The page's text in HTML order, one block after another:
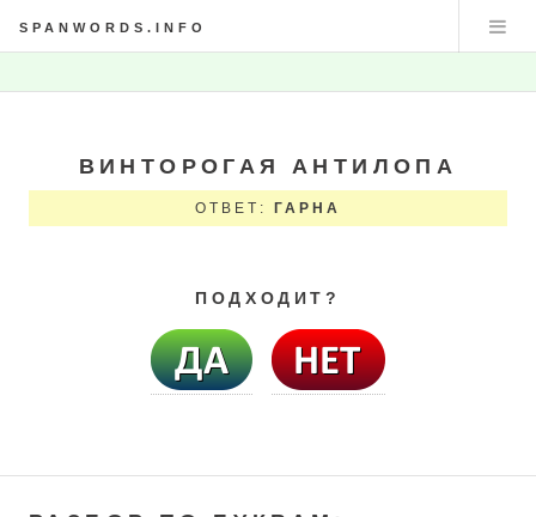
SPANWORDS.INFO
ВИНТОРОГАЯ АНТИЛОПА
ОТВЕТ: ГАРНА
ПОДХОДИТ?